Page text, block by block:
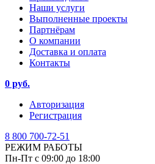
Наши услуги
Выполненные проекты
Партнёрам
О компании
Доставка и оплата
Контакты
0 руб.
Авторизация
Регистрация
8 800 700-72-51
РЕЖИМ РАБОТЫ
Пн-Пт с 09:00 до 18:00